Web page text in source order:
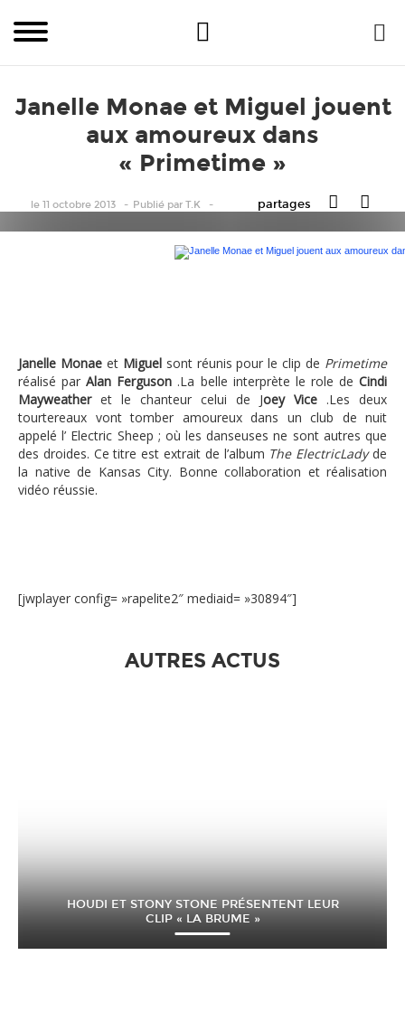
Janelle Monae et Miguel jouent
aux amoureux dans
« Primetime »
le 11 octobre 2013 Publié par T.K partages
Janelle Monaeet Miguelsont réunis pour le clip de Primetime
réalisé parAlan Ferguson .La belle interprète le role deCindi
Mayweatheret le chanteur celui de Joey Vice .Les deux
tourtereaux vont tomber amoureux dans un club de nuit
appelé l’ Electric Sheep ; où les danseuses ne sont autres que
des droides. Ce titre est extrait de l’album The ElectricLadyde
la native de Kansas City. Bonne collaboration et réalisation
vidéo réussie.
[jwplayer config= »rapelite2″ mediaid= »30894″]
AUTRES ACTUS
HOUDI ET STONY STONE PRÉSENTENT LEUR
CLIP « LA BRUME »